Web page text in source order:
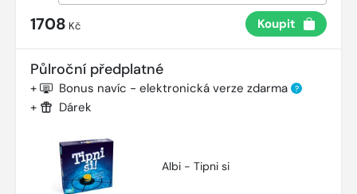
1708 Kč Koupit
Půlroční předplatné
+ Bonus navíc - elektronická verze zdarma ?
+ Dárek
Albi - Tipni si